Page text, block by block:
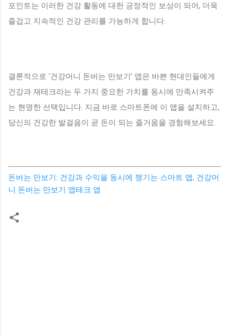
포인트는 이러한 건강 활동에 대한 긍정적인 보상이 되어, 더욱
즐겁고 지속적인 건강 관리를 가능하게 합니다.
결론적으로 '건강머니 돈버는 만보기' 앱은 바쁜 현대인들에게
건강과 재테크라는 두 가지 중요한 가치를 동시에 만족시켜주
는 현명한 선택입니다. 지금 바로 스마트폰에 이 앱을 설치하고,
당신의 건강한 발걸음이 곧 돈이 되는 즐거움을 경험해보세요.
돈버는 만보기: 건강과 수익을 동시에 챙기는 스마트 앱, 건강머
니 돈버는 만보기 앱테크 앱